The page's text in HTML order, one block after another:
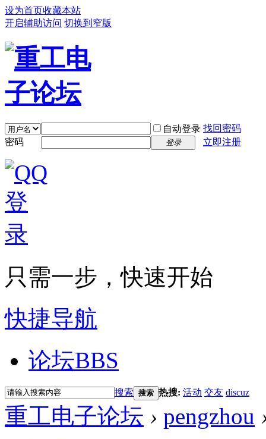
设为首页收藏本站
开启辅助访问 切换到窄版
自动登录 找回密码
密码
登录 立即注册
只需一步，快速开始
快捷导航
论坛BBS
搜索 搜索 热搜: 活动 交友 discuz
重工电子论坛 › pengzhou